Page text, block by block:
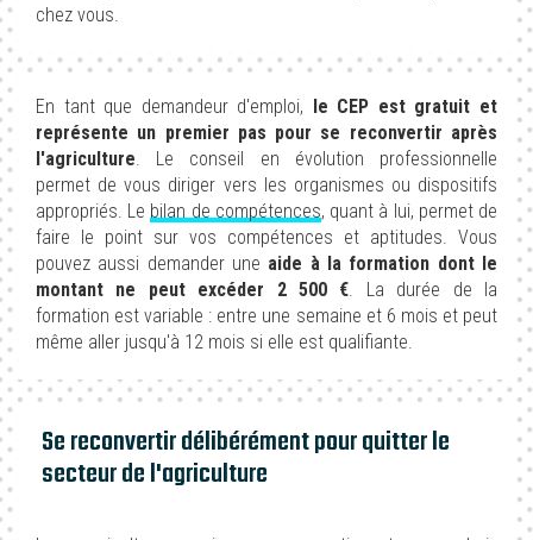
chez vous.
En tant que demandeur d'emploi, le CEP est gratuit et
représente un premier pas pour se reconvertir après
l'agriculture . Le conseil en évolution professionnelle
permet de vous diriger vers les organismes ou dispositifs
appropriés. Le bilan de compétences, quant à lui, permet de
faire le point sur vos compétences et aptitudes. Vous
pouvez aussi demander une aide à la formation dont le
montant ne peut excéder 2 500 € . La durée de la
formation est variable : entre une semaine et 6 mois et peut
même aller jusqu'à 12 mois si elle est qualifiante.
Se reconvertir délibérément pour quitter le
secteur de l'agriculture